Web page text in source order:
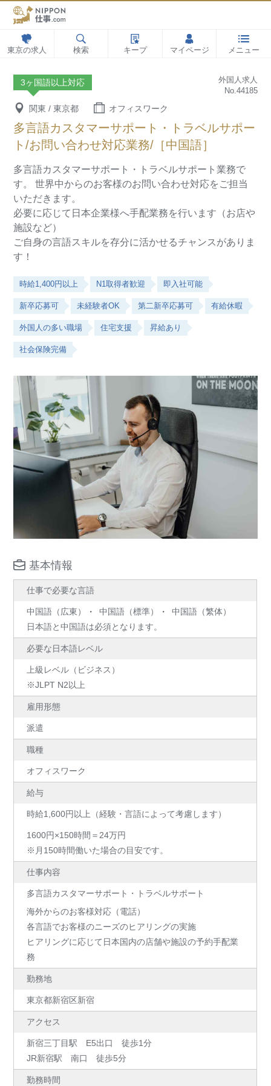
東京の求人 検索 キープ マイページ メニュー
3ヶ国語以上対応
外国人求人
No.44185
関東 / 東京都 オフィスワーク
多言語カスタマーサポート・トラベルサポー
ト/お問い合わせ対応業務/［中国語］
多言語カスタマーサポート・トラベルサポート業務で
す。
世界中からのお客様のお問い合わせ対応をご担当
いただきます。
必要に応じて日本企業様へ手配業務を行います（お店や
施設など）
ご自身の言語スキルを存分に活かせるチャンスがありま
す！
時給1,400円以上 N1取得者歓迎 即入社可能
新卒応募可 未経験者OK 第二新卒応募可 有給休暇
外国人の多い職場 住宅支援 昇給あり
社会保険完備
基本情報
仕事で必要な言語
中国語（広東） 中国語（標準）
中国語（繁体）
日本語と中国語は必須となります。
必要な日本語レベル
上級レベル（ビジネス）
※JLPT N2以上
雇用形態
派遣
職種
オフィスワーク
給与
時給1,600円以上（経験・言語によって考慮します）
1600円×150時間＝24万円
※月150時間働いた場合の目安です。
仕事内容
多言語カスタマーサポート・トラベルサポート
海外からのお客様対応（電話）
各言語でお客様のニーズのヒアリングの実施
ヒアリングに応じて日本国内の店舗や施設の予約手配業
務
勤務地
東京都新宿区新宿
アクセス
新宿三丁目駅 E5出口 徒歩1分
JR新宿駅 南口 徒歩5分
勤務時間